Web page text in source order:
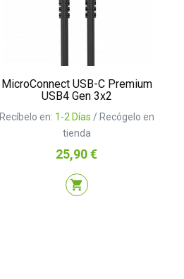
MicroConnect USB-C Premium
USB4 Gen 3x2
Recíbelo en: 1-2 Días / Recógelo en
tienda
Precio
25,90 €
shopping_cart